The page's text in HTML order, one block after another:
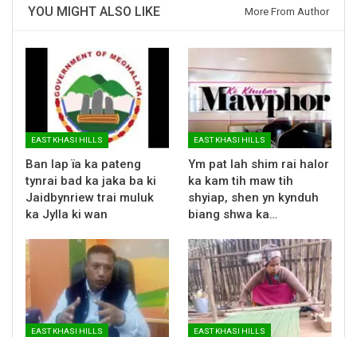
YOU MIGHT ALSO LIKE More From Author
EAST KHASI HILLS
Ban lap ïa ka pateng
tynrai bad ka jaka ba ki
Jaidbynriew trai muluk
ka Jylla ki wan
EAST KHASI HILLS
Ym pat lah shim rai halor
ka kam tih maw tih
shyiap, shen yn kynduh
biang shwa ka…
EAST KHASI HILLS EAST KHASI HILLS